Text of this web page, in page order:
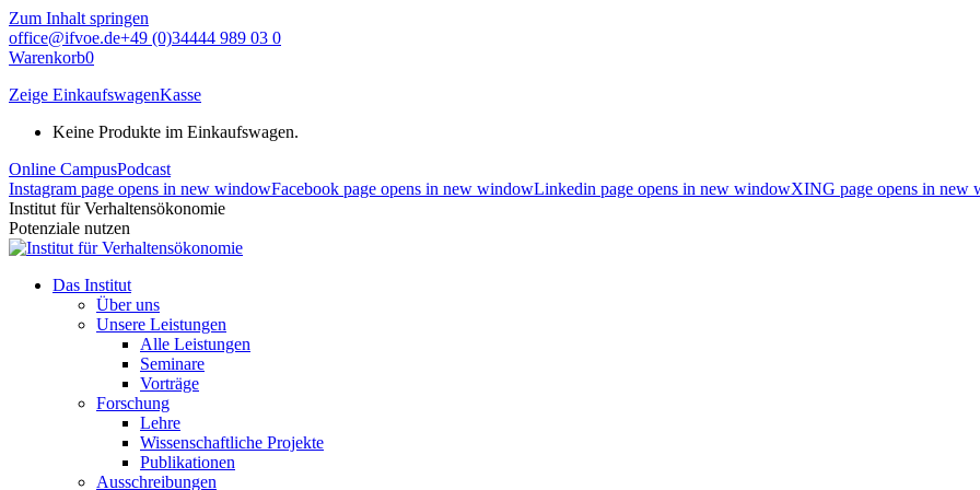
Zum Inhalt springen
office@ifvoe.de+49 (0)34444 989 03 0
Warenkorb0
Zeige EinkaufswagenKasse
Keine Produkte im Einkaufswagen.
Online CampusPodcast
Instagram page opens in new windowFacebook page opens in new windowLinkedin page opens in new windowXING page opens in new
Institut für Verhaltensökonomie
Potenziale nutzen
Das Institut
Über uns
Unsere Leistungen
Alle Leistungen
Seminare
Vorträge
Forschung
Lehre
Wissenschaftliche Projekte
Publikationen
Ausschreibungen